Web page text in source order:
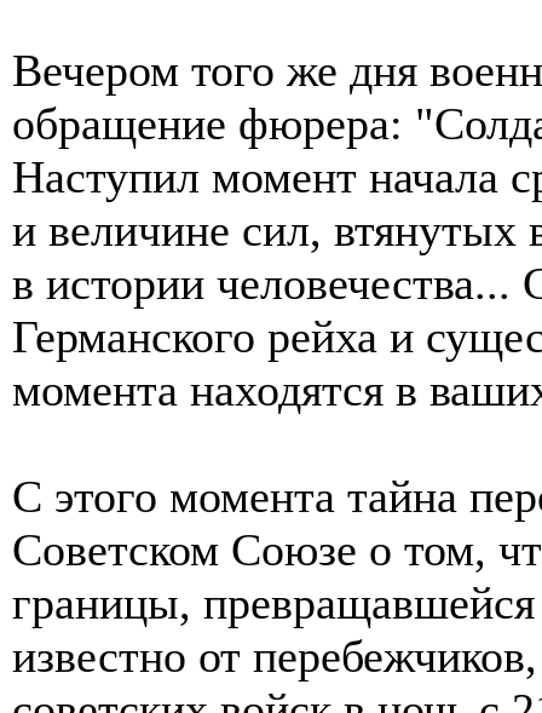
Вечером того же дня
обращение фюрера:
Наступил момент начала
и величине сил,
в истории
Германского рейха и
момента находятся в
С этого момента тайна
Советском Союзе о том,
границы,
известно от